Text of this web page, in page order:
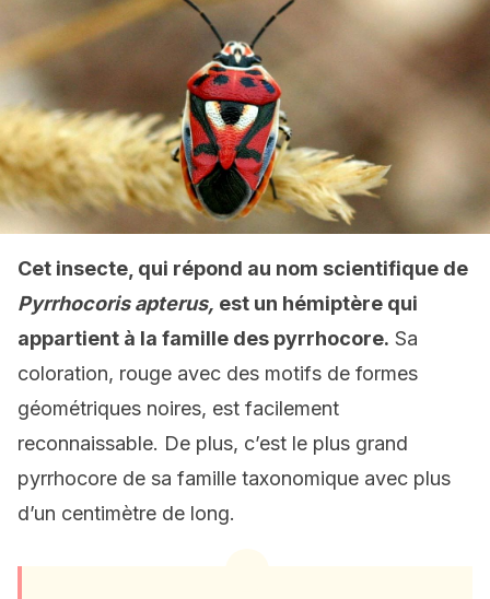
Cet insecte, qui répond au nom scientifique de
Pyrrhocoris apterus, est un hémiptère qui
appartient à la famille des pyrrhocore. Sa
coloration, rouge avec des motifs de formes
géométriques noires, est facilement
reconnaissable. De plus, c’est le plus grand
pyrrhocore de sa famille taxonomique avec plus
d’un centimètre de long.